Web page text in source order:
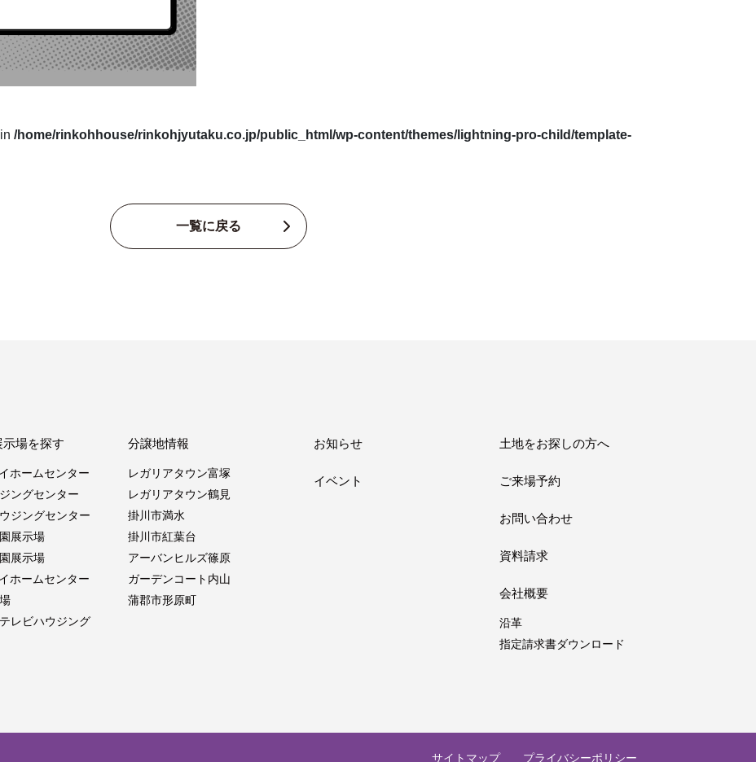
/home/rinkohhouse/rinkohjyutaku.co.jp/public_html/wp-content/themes/lightning-pro-child/template-
一覧に戻る
場を探す
ホームセンター
ングセンター
ジングセンター
展示場
展示場
ホームセンター
レビハウジング
分譲地情報
レガリアタウン富塚
レガリアタウン鶴見
掛川市満水
掛川市紅葉台
アーバンヒルズ篠原
ガーデンコート内山
蒲郡市形原町
お知らせ
イベント
土地をお探しの方へ
ご来場予約
お問い合わせ
資料請求
会社概要
沿革
指定請求書ダウンロード
サイトマップ プライバシーポリシー